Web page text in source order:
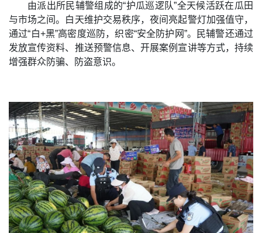
由派出所民辅警组成的“护瓜巡逻队”全天候活跃在瓜田
与市场之间。白天维护交易秩序，夜间亮起警灯加强值守，
通过“白+黑”高密度巡防，织密“安全防护网”。民辅警还通过
发放宣传资料、推送预警信息、开展案例宣讲等方式，持续
增强群众防骗、防盗意识。